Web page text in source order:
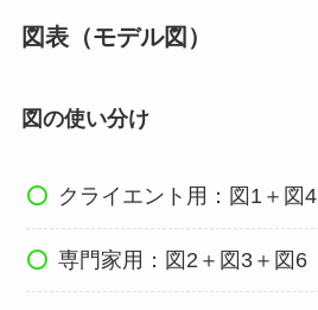
図表（モデル図）
図の使い分け
クライエント用：図1＋図4
専門家用：図2＋図3＋図6